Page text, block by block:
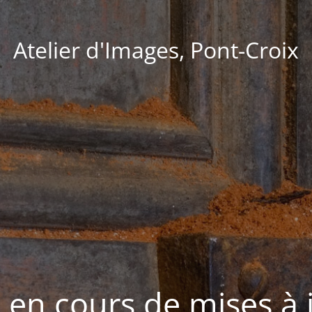
Atelier d'Images, Pont-Croix
en cours de mises à